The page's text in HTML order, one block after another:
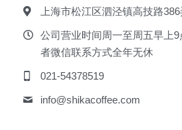
上海市松江区泗泾镇高技路
公司营业时间周一至周五早上
者微信联系方式全年无休
021-54378519
info@shikacoffee.com